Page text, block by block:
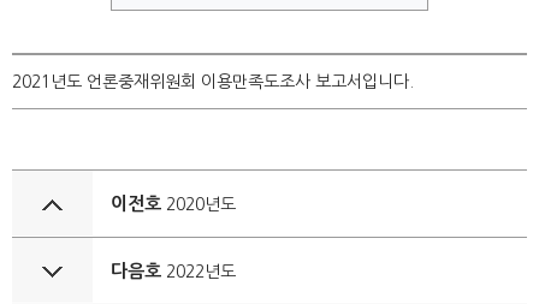
2021년도 언론중재위원회 이용만족도조사 보고서입니다.
이전호 2020년도
다음호 2022년도